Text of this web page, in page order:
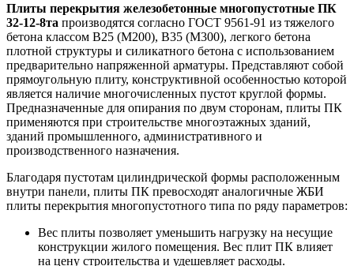
Плиты перекрытия железобетонные многопустотные ПК
32-12-8та производятся согласно ГОСТ 9561-91 из тяжелого
бетона классом В25 (М200), В35 (М300), легкого бетона
плотной структуры и силикатного бетона с использованием
предварительно напряженной арматуры. Представляют собой
прямоугольную плиту, конструктивной особенностью которой
является наличие многочисленных пустот круглой формы.
Предназначенные для опирания по двум сторонам, плиты ПК
применяются при строительстве многоэтажных зданий,
зданий промышленного, административного и
производственного назначения.
Благодаря пустотам цилиндрической формы расположенным
внутри панели, плиты ПК превосходят аналогичные ЖБИ
плиты перекрытия многопустотного типа по ряду параметров:
Вес плиты позволяет уменьшить нагрузку на несущие
конструкции жилого помещения. Вес плит ПК влияет
на цену строительства и удешевляет расходы.